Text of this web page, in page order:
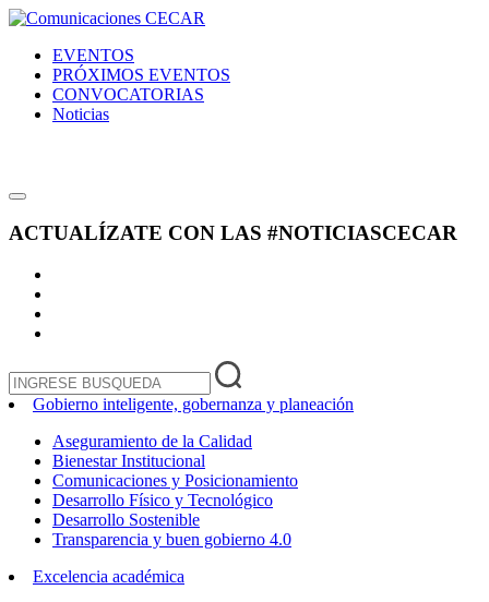
EVENTOS
PRÓXIMOS EVENTOS
CONVOCATORIAS
Noticias
ACTUALÍZATE CON LAS #NOTICIASCECAR
Gobierno inteligente, gobernanza y planeación
Aseguramiento de la Calidad
Bienestar Institucional
Comunicaciones y Posicionamiento
Desarrollo Físico y Tecnológico
Desarrollo Sostenible
Transparencia y buen gobierno 4.0
Excelencia académica